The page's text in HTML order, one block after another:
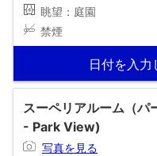
眺望：庭園
禁煙
日付を入力
スーペリアルーム（
- Park View)
写真を見る